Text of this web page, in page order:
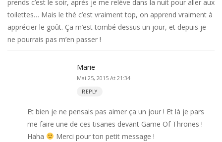
prends c’est le soir, après je me relève dans la nuit pour aller aux
toilettes… Mais le thé c’est vraiment top, on apprend vraiment à
apprécier le goût. Ça m’est tombé dessus un jour, et depuis je
ne pourrais pas m’en passer !
Marie
Mai 25, 2015 At 21:34
REPLY
Et bien je ne pensais pas aimer ça un jour ! Et là je pars
me faire une de ces tisanes devant Game Of Thrones !
Haha
Merci pour ton petit message !